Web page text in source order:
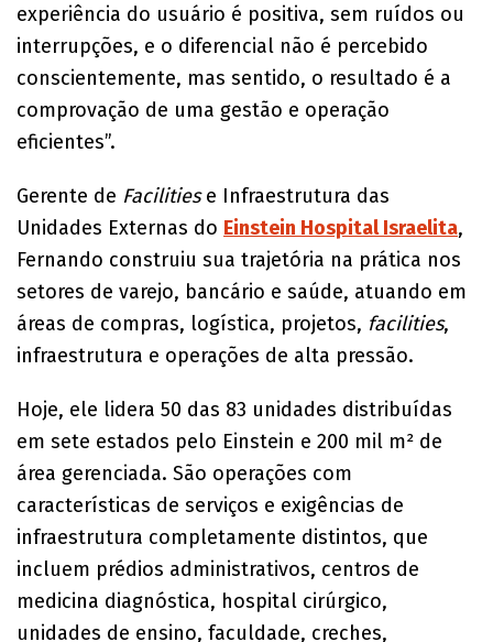
experiência do usuário é positiva, sem ruídos ou
interrupções, e o diferencial não é percebido
conscientemente, mas sentido, o resultado é a
comprovação de uma gestão e operação
eficientes”.
Gerente de Facilitiese Infraestrutura das
Unidades Externas do Einstein Hospital Israelita,
Fernando construiu sua trajetória na prática nos
setores de varejo, bancário e saúde, atuando em
áreas de compras, logística, projetos, facilities,
infraestrutura e operações de alta pressão.
Hoje, ele lidera 50 das 83 unidades distribuídas
em sete estados pelo Einstein e 200 mil m² de
área gerenciada. São operações com
características de serviços e exigências de
infraestrutura completamente distintos, que
incluem prédios administrativos, centros de
medicina diagnóstica, hospital cirúrgico,
unidades de ensino, faculdade, creches,